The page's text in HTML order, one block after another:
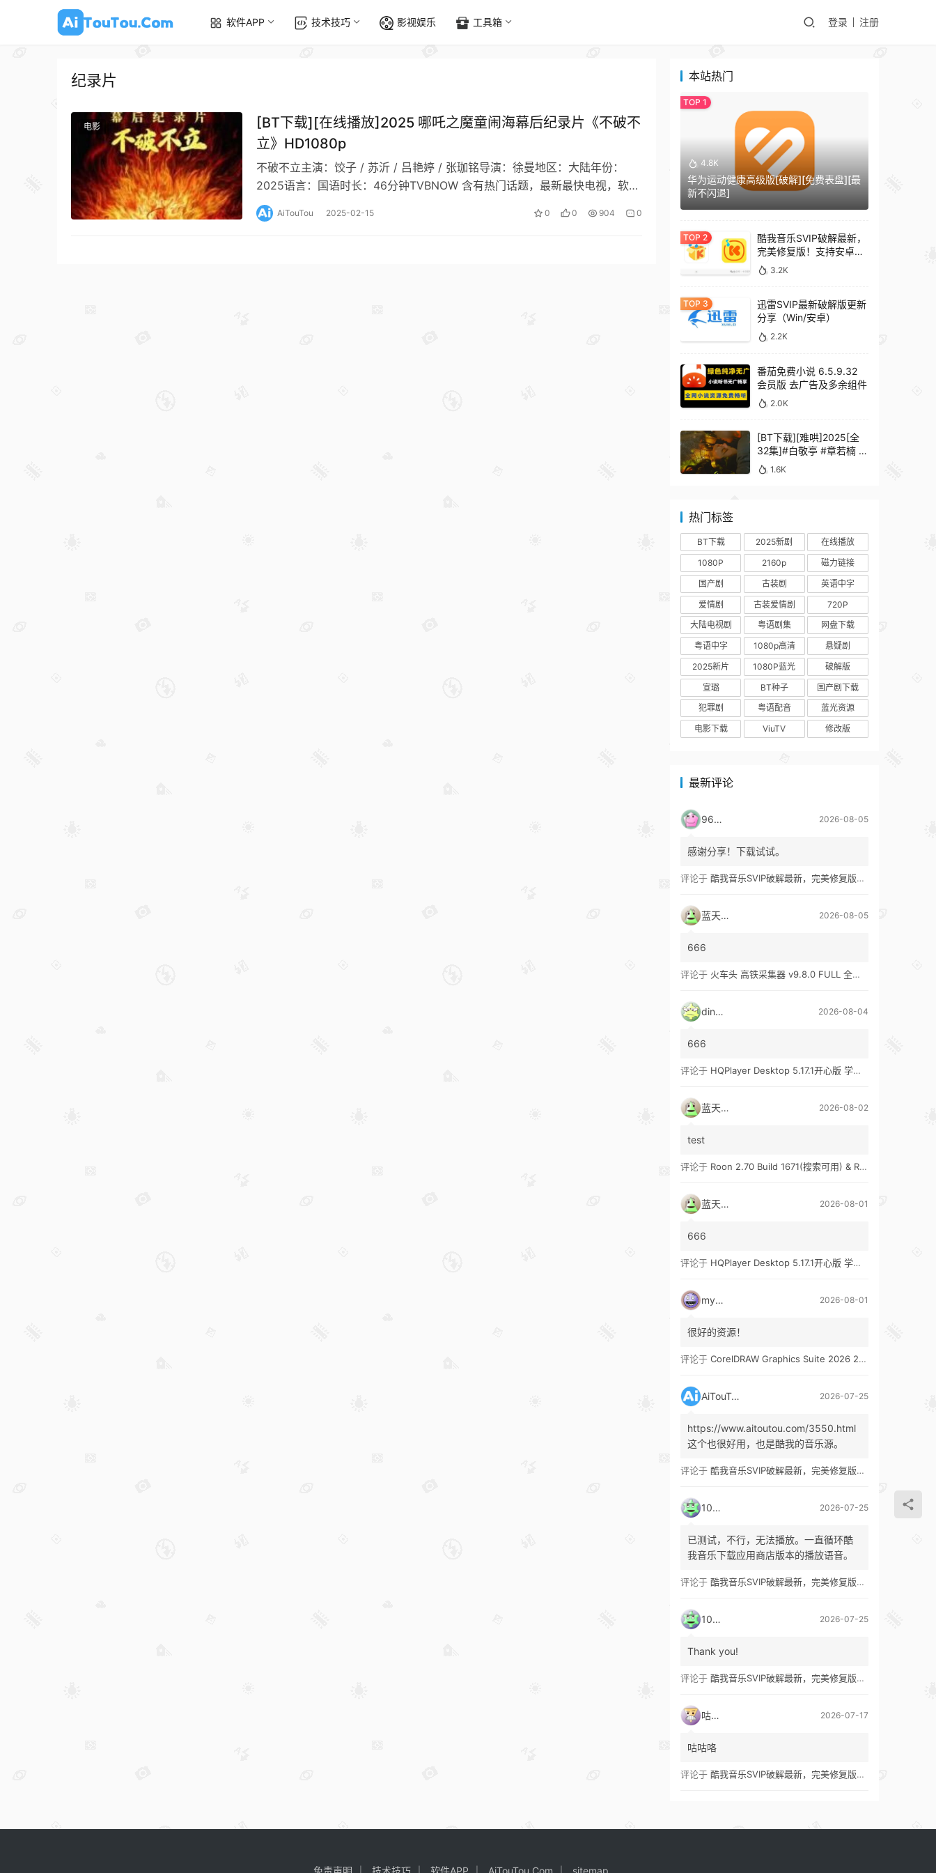
软件APP 技术技巧 影视娱乐 工具箱 登录 注册
纪录片
电影
[BT下载][在线播放]2025 哪吒之魔童闹海幕后纪录片《不破不
立》HD1080p
不破不立主演：饺子 / 苏沂 / 吕艳婷 / 张珈铭导演：徐曼地区：大陆年份：
2025语言：国语时长：46分钟TVBNOW 含有热门话题，最新最快电视，软
体，游戏，电影，动漫及日常…
AiTouTou 2025-02-15 0 0 904 0
本站热门
4.8K
华为运动健康高级版[破解][免费表盘][最
新不闪退]
酷我音乐SVIP破解最新，
完美修复版！支持安卓
+车机+pc版！
3.2K
迅雷SVIP最新破解版更新
分享（Win/安卓）
2.2K
番茄免费小说 6.5.9.32
会员版 去广告及多余组件
2.0K
[BT下载][难哄]2025[全
32集]#白敬亭 #章若楠 #
何炅 #秦沛 #鲍起静
1.6K
热门标签
BT下载 2025新剧
在线播放
1080P
2160p
磁力链接
国产剧
古装剧
英语中字
爱情剧
古装爱情剧
720P
大陆电视剧
粤语剧集
网盘下载
粤语中字
1080p高清
悬疑剧
2025新片
1080P蓝光
破解版
宣璐
BT种子
国产剧下载
犯罪剧
粤语配音
蓝光资源
电影下载
ViuTV 修改版
最新评论
9627 2026-08-05
感谢分享！下载试试。
评论于 酷我音乐SVIP破解最新，完美修复版！支持安卓+车机+pc版！
蓝天真蓝 2026-08-05
666
评论于 火车头 高铁采集器 v9.8.0 FULL 全功能版（兼容win10、win11）
ding1 2026-08-04
666
评论于 HQPlayer Desktop 5.17.1开心版 学习版&HQPlayer Embedded 5.17.2开心版 学习版
蓝天真蓝 2026-08-02
test
评论于 Roon 2.70 Build 1671(搜索可用) & Roon 2.65 Build 1653 & Roon 1.8 Build 1151 Legacy 开心版 学习版
蓝天真蓝 2026-08-01
666
评论于 HQPlayer Desktop 5.17.1开心版 学习版&HQPlayer Embedded 5.17.2开心版 学习版
mypw 2026-08-01
很好的资源！
评论于 CorelDRAW Graphics Suite 2026 27.1 多语言 开心版 学习版 by KpoJIuK
AiTouTou 2026-07-25
https://www.aitoutou.com/3550.html
这个也很好用，也是酷我的音乐源。
评论于 酷我音乐SVIP破解最新，完美修复版！支持安卓+车机+pc版！
1035 2026-07-25
已测试，不行，无法播放。一直循环酷
我音乐下载应用商店版本的播放语音。
评论于 酷我音乐SVIP破解最新，完美修复版！支持安卓+车机+pc版！
1035 2026-07-25
Thank you!
评论于 酷我音乐SVIP破解最新，完美修复版！支持安卓+车机+pc版！
咕咕咯 2026-07-17
咕咕咯
评论于 酷我音乐SVIP破解最新，完美修复版！支持安卓+车机+pc版！
免责声明 技术技巧 软件APP AiTouTou.Com sitemap